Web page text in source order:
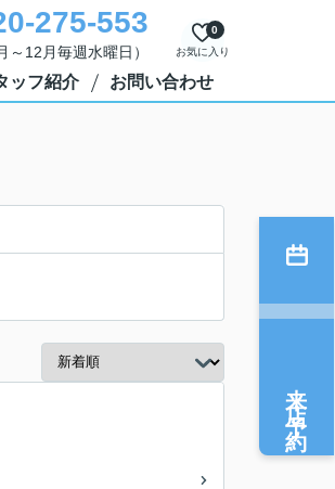
275-553
12月毎週水曜日） お気に入り
0
ッフ紹介 お問い合わせ
来店予約